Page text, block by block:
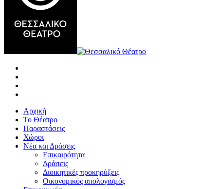
Αρχική
Το Θέατρο
Παραστάσεις
Χώροι
Νέα και Δράσεις
Επικαιρότητα
Δράσεις
Διοικητικές προκηρύξεις
Οικονομικός απολογισμός